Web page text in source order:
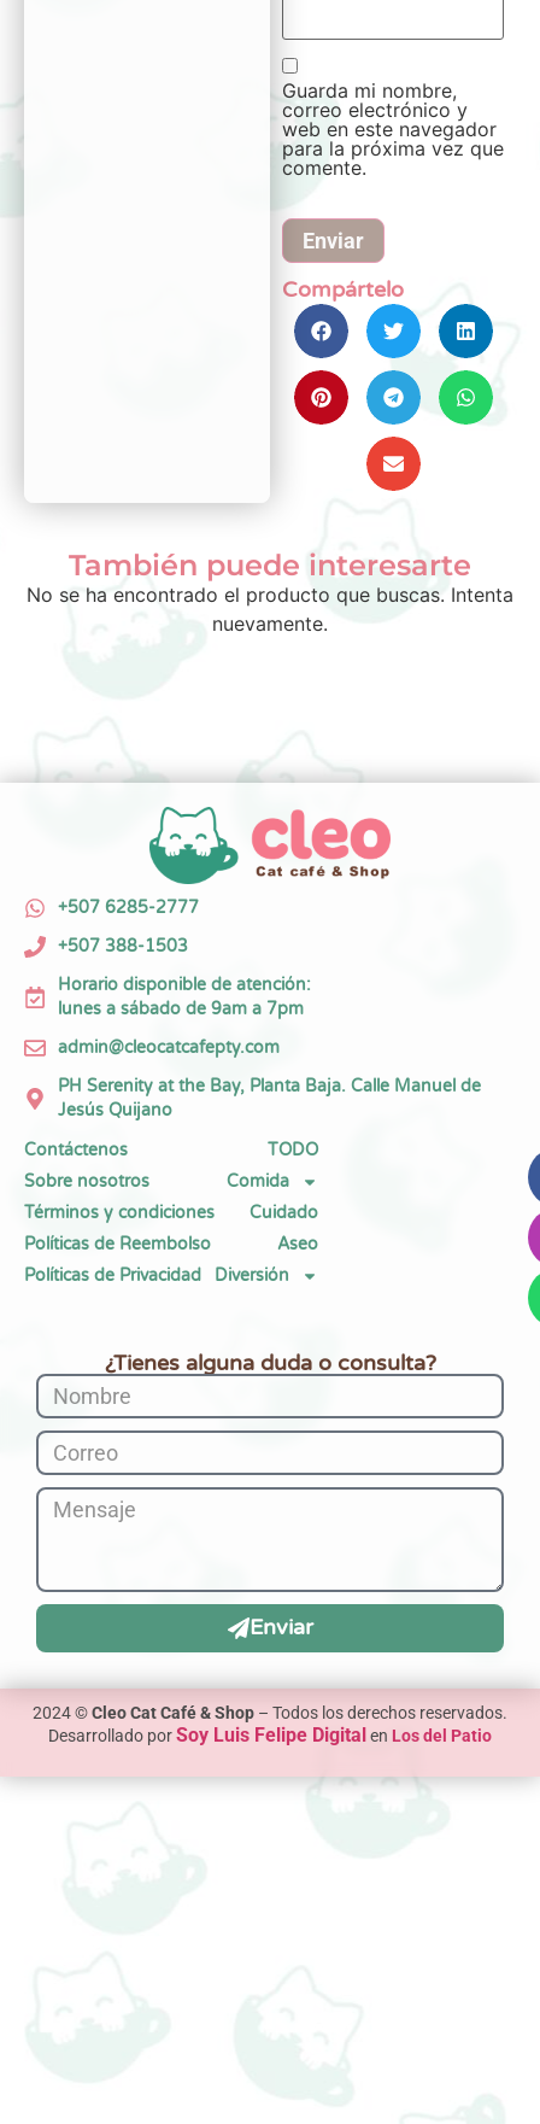
Guarda mi nombre,
correo electrónico y
web en este navegador
para la próxima vez que
comente.
Compártelo
También puede interesarte
No se ha encontrado el producto que buscas. Intenta
nuevamente.
+507 6285-2777
+507 388-1503
Horario disponible de atención:
lunes a sábado de 9am a 7pm
admin@cleocatcafepty.com
PH Serenity at the Bay, Planta Baja. Calle Manuel de
Jesús Quijano
Contáctenos
Sobre nosotros
Términos y condiciones
Políticas de Reembolso
Políticas de Privacidad
TODO
Comida
Cuidado
Aseo
Diversión
¿Tienes alguna duda o consulta?
Enviar
2024 ©Cleo Cat Café & Shop – Todos los derechos reservados.
Desarrollado porSoy Luis Felipe Digitalen Los del Patio